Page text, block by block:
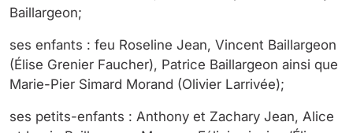
Baillargeon;
ses enfants : feu Roseline Jean, Vincent Baillargeon
(Élise Grenier Faucher), Patrice Baillargeon ainsi que
Marie-Pier Simard Morand (Olivier Larrivée);
ses petits-enfants : Anthony et Zachary Jean, Alice